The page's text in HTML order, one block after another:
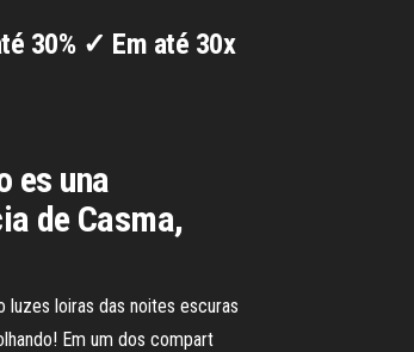
30% ✓ Em até 30x
es una
de Casma,
luzes loiras das noites escuras
Em um dos compart